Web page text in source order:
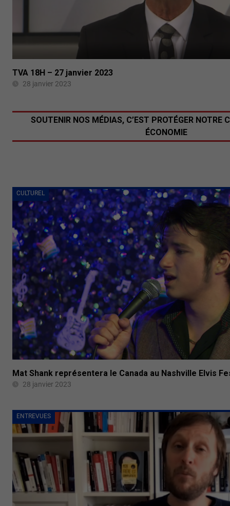
TVA 18H – 27 janvier 2023
28 janvier 2023
CULTUREL
Mat Shank représentera le Canada au Nashville Elvis
28 janvier 2023
ENTREVUES
SOUTENIR NOS MÉDIAS, C’EST PROTÉGER NOTRE
ÉCONOMIE